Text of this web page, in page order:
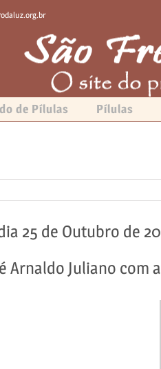
de Pílulas Pílulas
25 de Outubro de
Arnaldo Juliano